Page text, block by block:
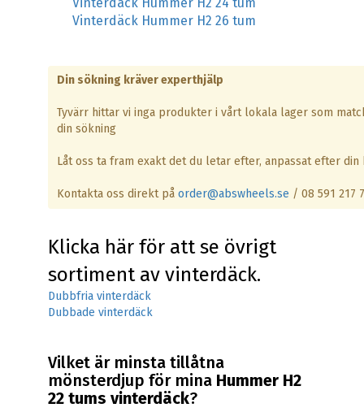
Vinterdäck Hummer H2 24 tum
Vinterdäck Hummer H2 26 tum
Din sökning kräver experthjälp
Tyvärr hittar vi inga produkter i vårt lokala lager som
din sökning
Låt oss ta fram exakt det du letar efter, anpassat efter din
Kontakta oss direkt på order@abswheels.se / 08 591 217
Klicka här för att se övrigt
sortiment av vinterdäck.
Dubbfria vinterdäck
Dubbade vinterdäck
Vilket är minsta tillåtna
mönsterdjup för mina Hummer H2
22 tums vinterdäck?